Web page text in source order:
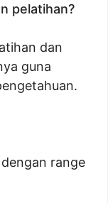
pelatihan?
dan
guna
range